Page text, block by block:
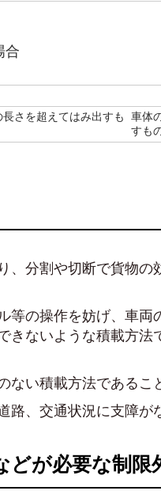
合
さを超えてはみ出すも
車体
すも
、分割や切断で貨物
等の操作を妨げ、車
きないような積載方
ない積載方法であるこ
路、交通状況に支障が
どが必要な制限